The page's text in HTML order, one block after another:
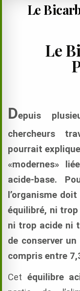
Le
Le
Depuis
chercheurs
pourrait
«modernes»
acide-base.
l’organisme
équilibré, ni trop
ni trop acide ni
de conserver
compris entre
Cet équilibre